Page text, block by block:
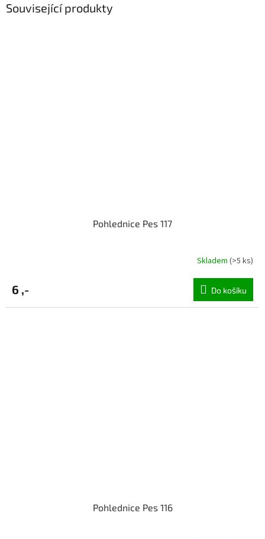
Související produkty
Pohlednice Pes 117
Skladem (>5 ks)
6 ,- Do košíku
Pohlednice Pes 116